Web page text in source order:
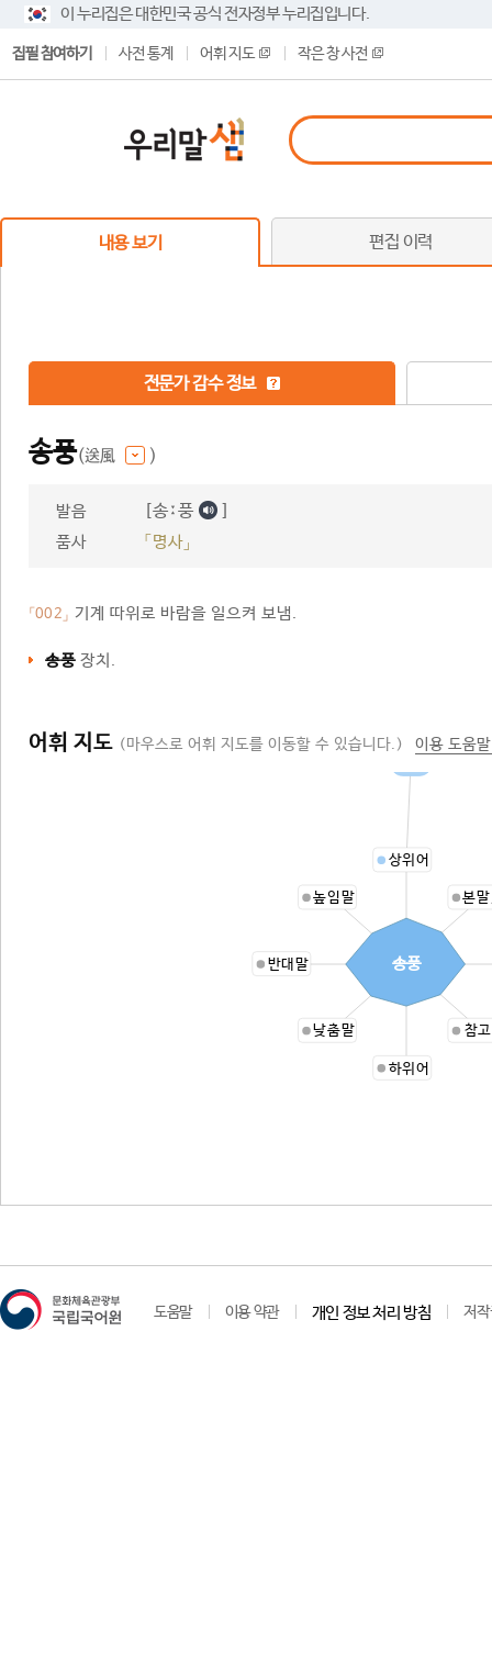
이 누리집은 대한민국 공식 전자정부 누리집입니다.
집필 참여하기 사전 통계 어휘 지도 작은 창 사전
내용 보기 편집 이력
전문가 감수 정보
송풍(送風 )
발음 [송ː풍 ]
품사 「명사」
「002」 기계 따위로 바람을 일으켜 보냄.
송풍 장치.
어휘 지도 (마우스로 어휘 지도를 이동할 수 있습니다.) 이용 도움
상위어
본
참
하위어
낮춤말
반대말
높임말
송풍
도움말 이용 약관 개인 정보 처리 방침 저